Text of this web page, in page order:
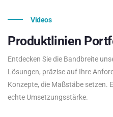
Videos
Produktlinien
Entdecken Sie die Bandbreite
Lösungen, präzise auf Ihre
Konzepte, die Maßstäbe setzen.
echte Umsetzungsstärke.